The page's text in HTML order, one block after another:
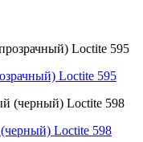
Loctite 595
Loctite 598